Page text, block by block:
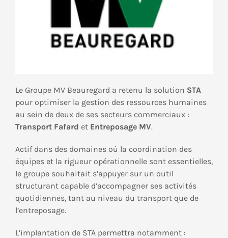
Le Groupe MV Beauregard a retenu la solution STA
pour optimiser la gestion des ressources humaines
au sein de deux de ses secteurs commerciaux :
Transport Fafard et Entreposage MV.
Actif dans des domaines où la coordination des
équipes et la rigueur opérationnelle sont essentielles,
le groupe souhaitait s’appuyer sur un outil
structurant capable d’accompagner ses activités
quotidiennes, tant au niveau du transport que de
l’entreposage.
L’implantation de STA permettra notamment :